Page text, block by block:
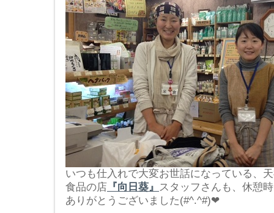
いつも仕入れで大変お世話になっている、
食品の店 『向日葵』 スタッフさんも、休憩
ありがとうございました(#^.^#)❤